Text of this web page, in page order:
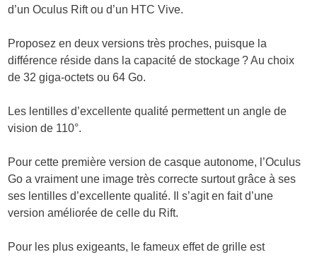
d’un Oculus Rift ou d’un HTC Vive.
Proposez en deux versions très proches, puisque la
différence réside dans la capacité de stockage ? Au choix
de 32 giga-octets ou 64 Go.
Les lentilles d’excellente qualité permettent un angle de
vision de 110°.
Pour cette première version de casque autonome, l’Oculus
Go a vraiment une image très correcte surtout grâce à ses
ses lentilles d’excellente qualité. Il s’agit en fait d’une
version améliorée de celle du Rift.
Pour les plus exigeants, le fameux effet de grille est